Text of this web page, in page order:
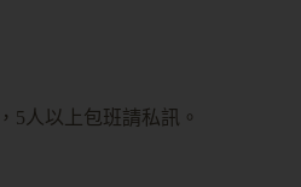
5人以上包班請私訊。